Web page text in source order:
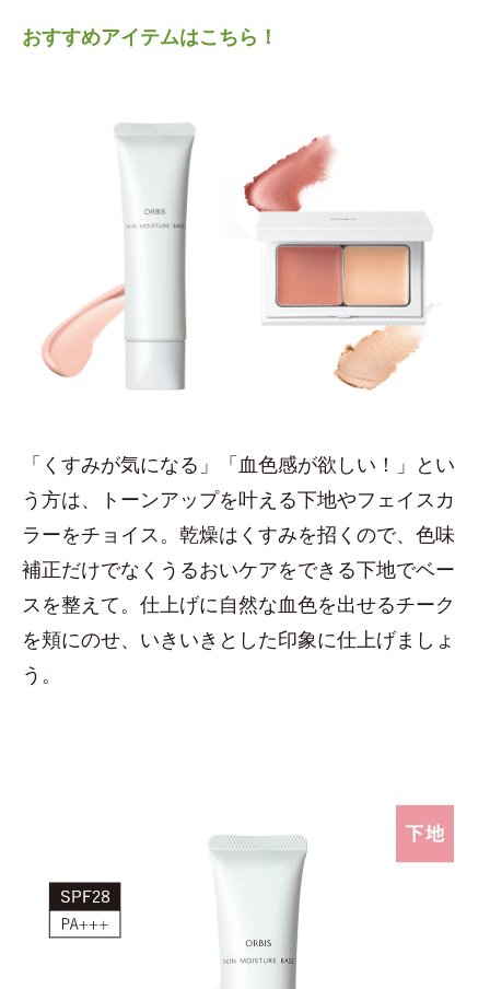
おすすめアイテムはこちら！
「くすみが気になる」「血色感が欲しい！」とい
う方は、トーンアップを叶える下地やフェイスカ
ラーをチョイス。乾燥はくすみを招くので、色味
補正だけでなくうるおいケアをできる下地でベー
スを整えて。仕上げに自然な血色を出せるチーク
を頬にのせ、いきいきとした印象に仕上げましょ
う。